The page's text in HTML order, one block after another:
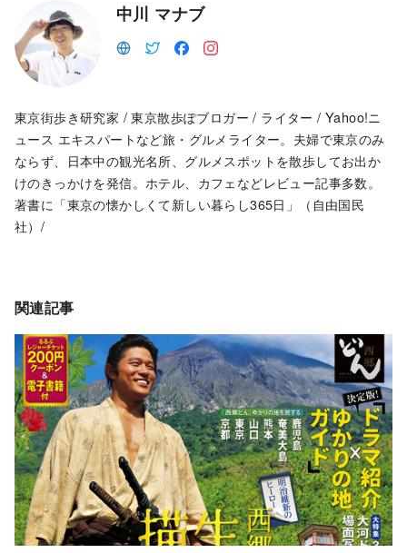
中川 マナブ
東京街歩き研究家 / 東京散歩ぽブロガー / ライター / Yahoo!ニ
ュース エキスパートなど旅・グルメライター。夫婦で東京のみ
ならず、日本中の観光名所、グルメスポットを散歩してお出か
けのきっかけを発信。ホテル、カフェなどレビュー記事多数。
著書に「東京の懐かしくて新しい暮らし365日」（自由国民
社）/
関連記事